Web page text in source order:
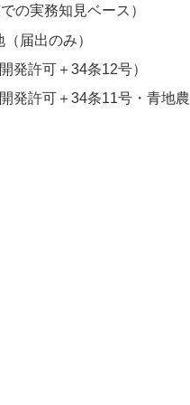
の実務知見ベース）
届出のみ）
発許可＋34条12号）
発許可＋34条11号・青地農